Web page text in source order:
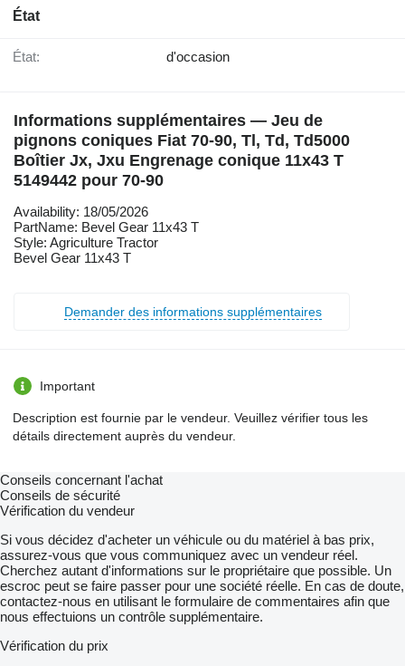
État
État: d'occasion
Informations supplémentaires — Jeu de
pignons coniques Fiat 70-90, Tl, Td, Td5000
Boîtier Jx, Jxu Engrenage conique 11x43 T
5149442 pour 70-90
Availability: 18/05/2026
PartName: Bevel Gear 11x43 T
Style: Agriculture Tractor
Bevel Gear 11x43 T
Demander des informations supplémentaires
Important
Description est fournie par le vendeur. Veuillez vérifier tous les
détails directement auprès du vendeur.
Conseils concernant l'achat
Conseils de sécurité
Vérification du vendeur
Si vous décidez d'acheter un véhicule ou du matériel à bas prix,
assurez-vous que vous communiquez avec un vendeur réel.
Cherchez autant d'informations sur le propriétaire que possible. Un
escroc peut se faire passer pour une société réelle. En cas de doute,
contactez-nous en utilisant le formulaire de commentaires afin que
nous effectuions un contrôle supplémentaire.
Vérification du prix